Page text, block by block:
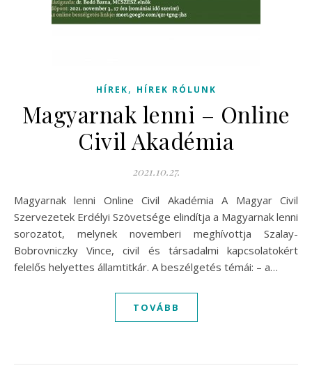
HÍREK, HÍREK RÓLUNK
Magyarnak lenni – Online
Civil Akadémia
2021.10.27.
Magyarnak lenni Online Civil Akadémia A Magyar Civil
Szervezetek Erdélyi Szövetsége elindítja a Magyarnak lenni
sorozatot, melynek novemberi meghívottja Szalay-
Bobrovniczky Vince, civil és társadalmi kapcsolatokért
felelős helyettes államtitkár. A beszélgetés témái: – a…
TOVÁBB